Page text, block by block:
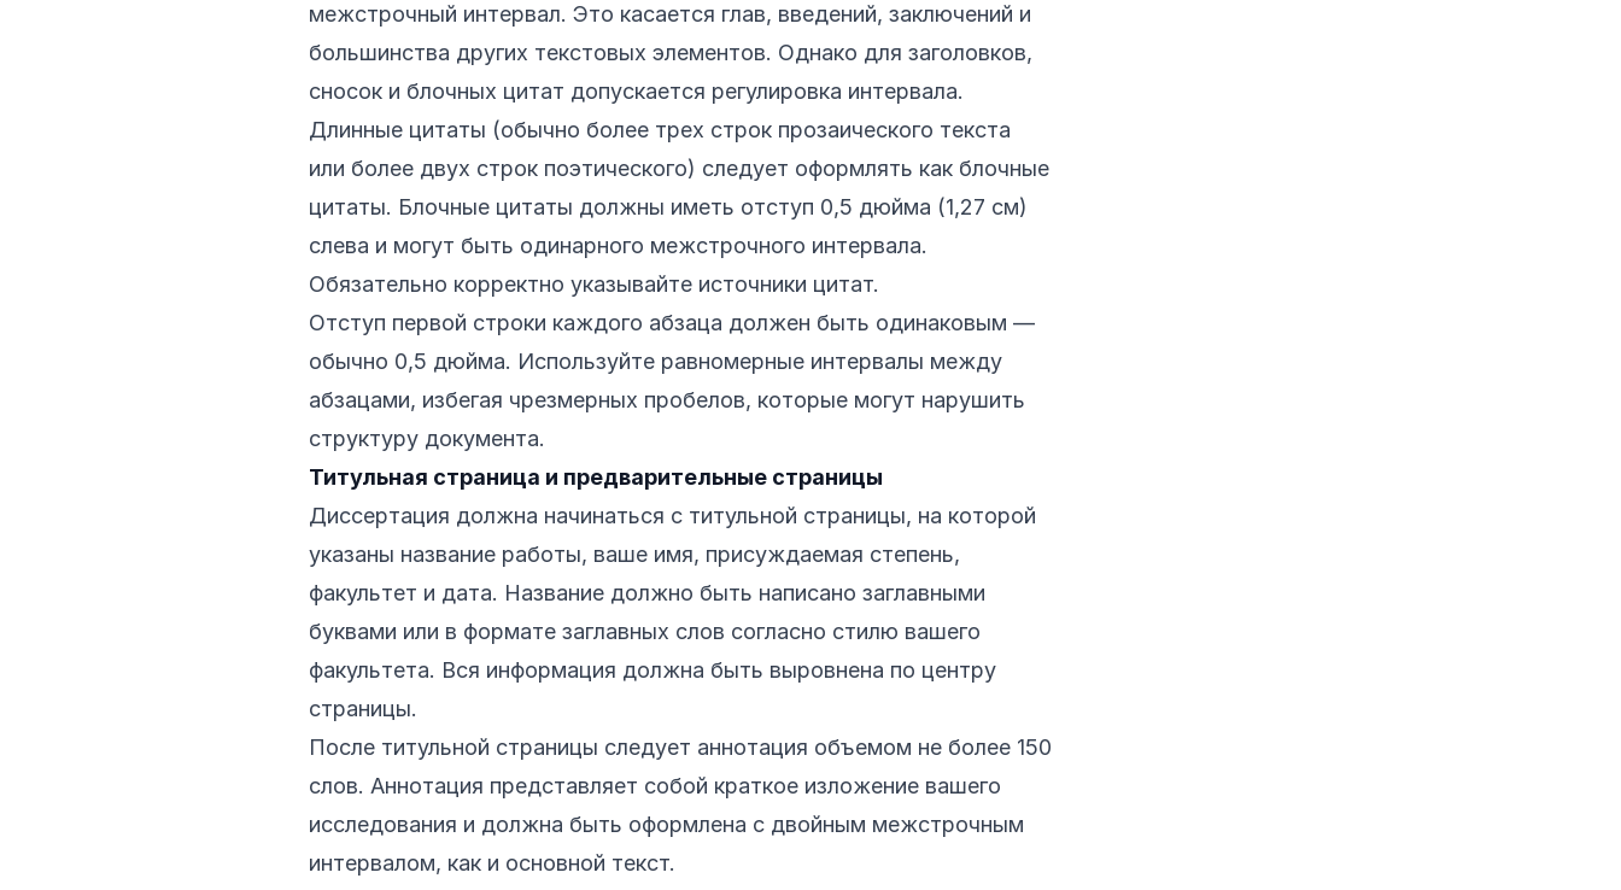
межстрочный интервал. Это касается глав, введений, заключений и
большинства других текстовых элементов. Однако для заголовков,
сносок и блочных цитат допускается регулировка интервала.
Длинные цитаты (обычно более трех строк прозаического текста
или более двух строк поэтического) следует оформлять как блочные
цитаты. Блочные цитаты должны иметь отступ 0,5 дюйма (1,27 см)
слева и могут быть одинарного межстрочного интервала.
Обязательно корректно указывайте источники цитат.
Отступ первой строки каждого абзаца должен быть одинаковым —
обычно 0,5 дюйма. Используйте равномерные интервалы между
абзацами, избегая чрезмерных пробелов, которые могут нарушить
структуру документа.
Титульная страница и предварительные страницы
Диссертация должна начинаться с титульной страницы, на которой
указаны название работы, ваше имя, присуждаемая степень,
факультет и дата. Название должно быть написано заглавными
буквами или в формате заглавных слов согласно стилю вашего
факультета. Вся информация должна быть выровнена по центру
страницы.
После титульной страницы следует аннотация объемом не более 150
слов. Аннотация представляет собой краткое изложение вашего
исследования и должна быть оформлена с двойным межстрочным
интервалом, как и основной текст.